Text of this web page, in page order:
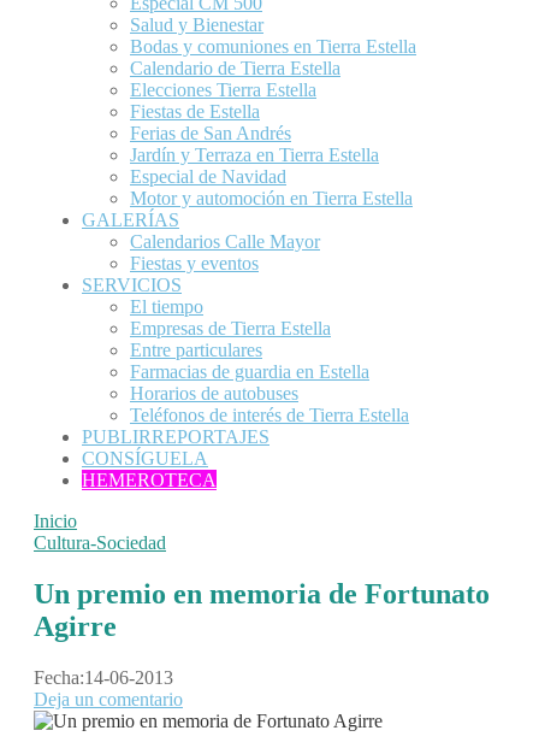
Salud y Bienestar
Bodas y comuniones en Tierra Estella
Calendario de Tierra Estella
Elecciones Tierra Estella
Fiestas de Estella
Ferias de San Andrés
Jardín y Terraza en Tierra Estella
Especial de Navidad
Motor y automoción en Tierra Estella
GALERÍAS
Calendarios Calle Mayor
Fiestas y eventos
SERVICIOS
El tiempo
Empresas de Tierra Estella
Entre particulares
Farmacias de guardia en Estella
Horarios de autobuses
Teléfonos de interés de Tierra Estella
PUBLIRREPORTAJES
CONSÍGUELA
HEMEROTECA
Inicio
Cultura-Sociedad
Un premio en memoria de Fortunato
Agirre
Fecha:14-06-2013
Deja un comentario